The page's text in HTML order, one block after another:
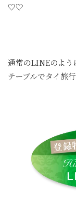
♡♡
通常のLINEのよう
テーブルでタイ旅